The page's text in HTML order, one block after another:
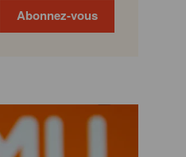
Abonnez-vous